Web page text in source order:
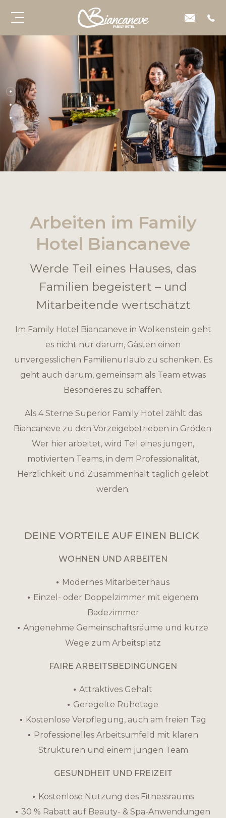
Arbeiten im Family
Hotel Biancaneve
Werde Teil eines Hauses, das
Familien begeistert – und
Mitarbeitende wertschätzt
Im Family Hotel Biancaneve in Wolkenstein geht
es nicht nur darum, Gästen einen
unvergesslichen Familienurlaub zu schenken. Es
geht auch darum, gemeinsam als Team etwas
Besonderes zu schaffen.
Als 4 Sterne Superior Family Hotel zählt das
Biancaneve zu den Vorzeigebetrieben in Gröden.
Wer hier arbeitet, wird Teil eines jungen,
motivierten Teams, in dem Professionalität,
Herzlichkeit und Zusammenhalt täglich gelebt
werden.
DEINE VORTEILE AUF EINEN BLICK
WOHNEN UND ARBEITEN
Modernes Mitarbeiterhaus
Einzel- oder Doppelzimmer mit eigenem
Badezimmer
Angenehme Gemeinschaftsräume und kurze
Wege zum Arbeitsplatz
FAIRE ARBEITSBEDINGUNGEN
Attraktives Gehalt
Geregelte Ruhetage
Kostenlose Verpflegung, auch am freien Tag
Professionelles Arbeitsumfeld mit klaren
Strukturen und einem jungen Team
GESUNDHEIT UND FREIZEIT
Kostenlose Nutzung des Fitnessraums
30 % Rabatt auf Beauty- & Spa-Anwendungen